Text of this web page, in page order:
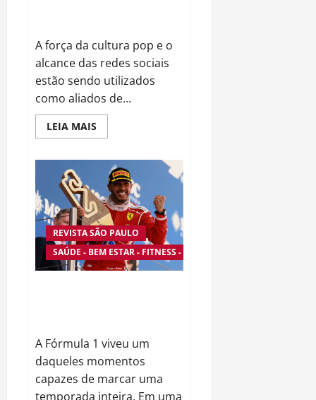
A força da cultura pop e o
alcance das redes sociais
estão sendo utilizados
como aliados de...
LEIA MAISRead
more
Global
Música
Mobiliza
Jovens
em
Campanha
Nacional
Pela
Doação
de
Sangue
REVISTA SÃO PAULO
SAÚDE - BEM ESTAR - FITNESS - ESPORTE
A Fórmula 1 viveu um
daqueles momentos
capazes de marcar uma
temporada inteira. Em uma